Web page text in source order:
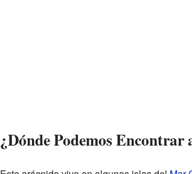
¿Dónde Podemos